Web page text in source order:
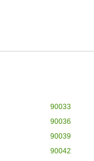
90033
90036
90039
90042